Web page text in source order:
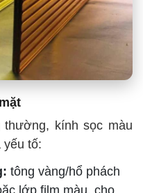
kính sọc màu
yếu tố:
tông vàng/hổ phách
lớp film màu, cho